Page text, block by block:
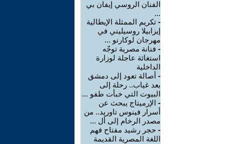
الفنان الروسي إيفان بي
...
- تكريم الممثلة الإيطالية
إيزابيلا روسيليني في
مهرجان لوكارنو ...
- فنانة مصرية توجّه
استغاثة عاجلة لوزارة
الداخلية
- أصالة تعود إلى دمشق
بعد غياب.. رحلة إلى
البيوت التي خبأت طفو ...
- الإرميتاج يبحث عن
أسرار فينوس تاوريد.. من
مصدر الرخام إلى أل ...
- حجر رشيد مفتاح فهم
اللغة المصرية القديمة